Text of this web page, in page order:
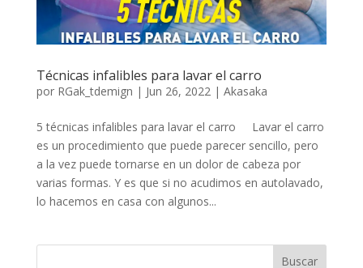
Técnicas infalibles para lavar el carro
por RGak_tdemign | Jun 26, 2022| Akasaka
5 técnicas infalibles para lavar el carro Lavar el carro
es un procedimiento que puede parecer sencillo, pero
a la vez puede tornarse en un dolor de cabeza por
varias formas. Y es que si no acudimos en autolavado,
lo hacemos en casa con algunos...